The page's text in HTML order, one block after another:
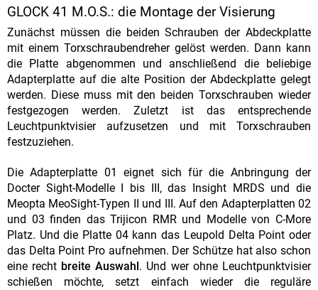
GLOCK 41 M.O.S.: die Montage der Visierung
Zunächst müssen die beiden Schrauben der Abdeckplatte
mit einem Torxschraubendreher gelöst werden. Dann kann
die Platte abgenommen und anschließend die beliebige
Adapterplatte auf die alte Position der Abdeckplatte gelegt
werden. Diese muss mit den beiden Torxschrauben wieder
festgezogen werden. Zuletzt ist das entsprechende
Leuchtpunktvisier aufzusetzen und mit Torxschrauben
festzuziehen.
Die Adapterplatte 01 eignet sich für die Anbringung der
Docter Sight-Modelle I bis III, das Insight MRDS und die
Meopta MeoSight-Typen II und III. Auf den Adapterplatten 02
und 03 finden das Trijicon RMR und Modelle von C-More
Platz. Und die Platte 04 kann das Leupold Delta Point oder
das Delta Point Pro aufnehmen. Der Schütze hat also schon
eine recht breite Auswahl . Und wer ohne Leuchtpunktvisier
schießen möchte, setzt einfach wieder die reguläre